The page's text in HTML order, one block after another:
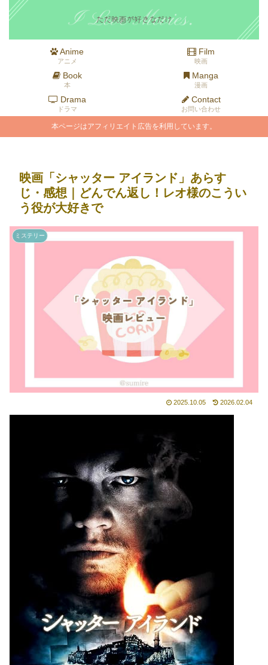
Anime
アニメ
Film
映画
Book
本
Manga
漫画
Drama
ドラマ
Contact
お問い合わせ
本ページはアフィリエイト広告を利用しています。
映画「シャッター アイランド」あらす
じ・感想｜どんでん返し！レオ様のこうい
う役が大好きで
ミステリー
2025.10.05 2026.02.04